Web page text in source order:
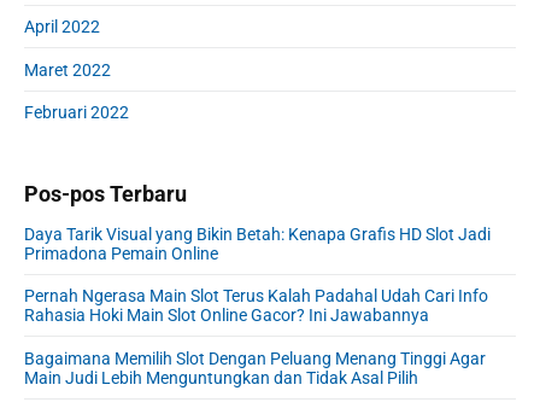
April 2022
Maret 2022
Februari 2022
Pos-pos Terbaru
Daya Tarik Visual yang Bikin Betah: Kenapa Grafis HD Slot Jadi
Primadona Pemain Online
Pernah Ngerasa Main Slot Terus Kalah Padahal Udah Cari Info
Rahasia Hoki Main Slot Online Gacor? Ini Jawabannya
Bagaimana Memilih Slot Dengan Peluang Menang Tinggi Agar
Main Judi Lebih Menguntungkan dan Tidak Asal Pilih